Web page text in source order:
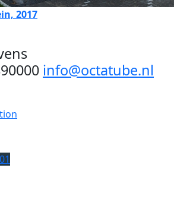
2017
info@octatube.nl